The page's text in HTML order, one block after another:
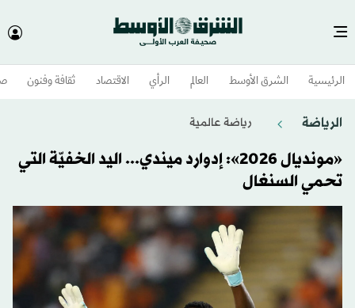
الرئيسية الشرق الأوسط​ العالم الرأي الاقتصاد ثقافة وفنون
الرياضة رياضة عالمية
«مونديال 2026»: إدوارد ميندي... اليد الخفيّة التي
تحمي السنغال